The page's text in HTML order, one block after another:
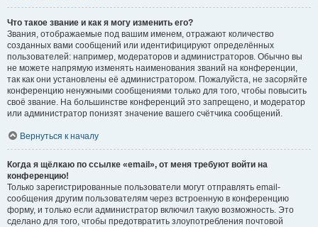
Что такое звание и как я могу изменить его?
Звания, отображаемые под вашим именем, отражают количество
созданных вами сообщений или идентифицируют определённых
пользователей: например, модераторов и администраторов. Обычно вы
не можете напрямую изменять наименования званий на конференции,
так как они установлены её администратором. Пожалуйста, не засоряйте
конференцию ненужными сообщениями только для того, чтобы повысить
своё звание. На большинстве конференций это запрещено, и модератор
или администратор понизят значение вашего счётчика сообщений.
Вернуться к началу
Когда я щёлкаю по ссылке «email», от меня требуют войти на
конференцию!
Только зарегистрированные пользователи могут отправлять email-
сообщения другим пользователям через встроенную в конференцию
форму, и только если администратор включил такую возможность. Это
сделано для того, чтобы предотвратить злоупотребления почтовой